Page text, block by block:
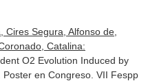
Cires Segura, Alfonso de,
Catalina:
O2 Evolution Induced by
en Congreso. VII Fespp